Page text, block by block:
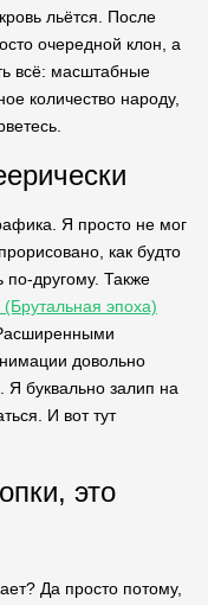
льётся. После
очередной клон, а
всё: масштабные
количество народу,
Я просто не мог
как будто
по-другому. Также
эпоха)
довольно
Я буквально залип на
И вот тут
это
Да просто потому,